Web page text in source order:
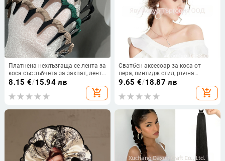
Платнена нехлъзгаща се лента за
коса със зъбчета за захват, лента
с големи вълни за измиване на
лицето, аксесоар за коса с висок
връх
8.15 €/15.94 лв
add_shopping_cart
Сватбен аксесоар за коса от
пера, винтидж стил, ръчна
изработка, есен 2023
9.65 €/18.87 лв
add_shopping_cart